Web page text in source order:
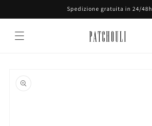
ai contenuti
Spedizione gratuita in 24/48h
informazioni
sul prodotto